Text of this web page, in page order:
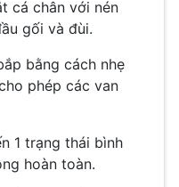
cá chân với nén
gối và đùi.
bằng cách nhẹ
phép các van
1 trạng thái bình
hoàn toàn.